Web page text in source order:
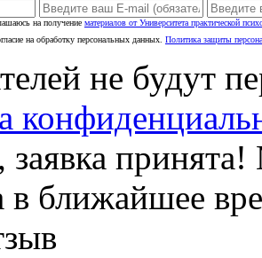
на получение материалов от Университета практической
на обработку персональных данных. Политика защиты
не будут
заявка
в ближайшее